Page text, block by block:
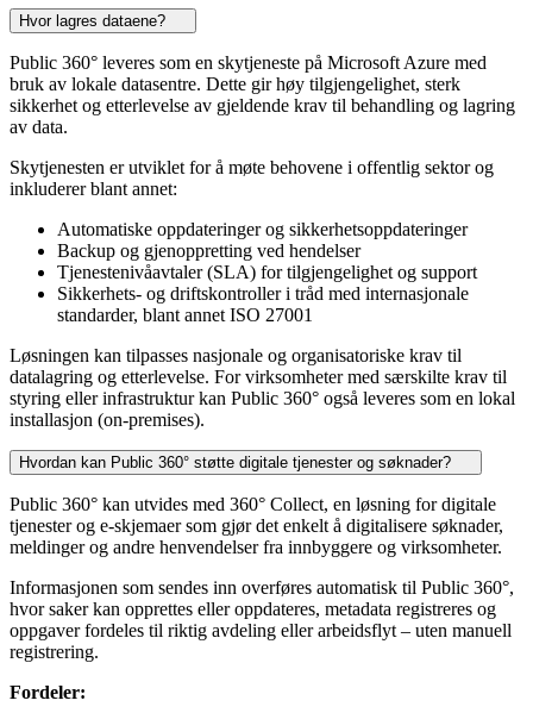
Hvor lagres dataene?
Public 360° leveres som en skytjeneste på Microsoft Azure med
bruk av lokale datasentre. Dette gir høy tilgjengelighet, sterk
sikkerhet og etterlevelse av gjeldende krav til behandling og lagring
av data.
Skytjenesten er utviklet for å møte behovene i offentlig sektor og
inkluderer blant annet:
Automatiske oppdateringer og sikkerhetsoppdateringer
Backup og gjenoppretting ved hendelser
Tjenestenivåavtaler (SLA) for tilgjengelighet og support
Sikkerhets- og driftskontroller i tråd med internasjonale
standarder, blant annet ISO 27001
Løsningen kan tilpasses nasjonale og organisatoriske krav til
datalagring og etterlevelse. For virksomheter med særskilte krav til
styring eller infrastruktur kan Public 360° også leveres som en lokal
installasjon (on-premises).
Hvordan kan Public 360° støtte digitale tjenester og søknader?
Public 360° kan utvides med 360° Collect, en løsning for digitale
tjenester og e-skjemaer som gjør det enkelt å digitalisere søknader,
meldinger og andre henvendelser fra innbyggere og virksomheter.
Informasjonen som sendes inn overføres automatisk til Public 360°,
hvor saker kan opprettes eller oppdateres, metadata registreres og
oppgaver fordeles til riktig avdeling eller arbeidsflyt – uten manuell
registrering.
Fordeler: